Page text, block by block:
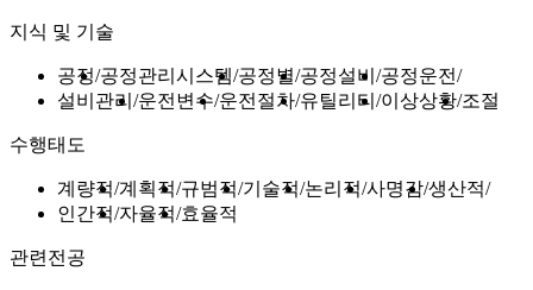
지식 및 기술
공정 공정관리시스템 공정별 공정설비
공정운전
설비관리 운전변수 운전절차 유틸리티 이상상황 조절
수행태도
계량적 계획적 규범적 기술적 논리적 사명감 생산적
인간적 자율적 효율적
관련전공